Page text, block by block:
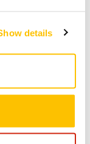
details
și grundului.
stabilă cu un
de suprafață.